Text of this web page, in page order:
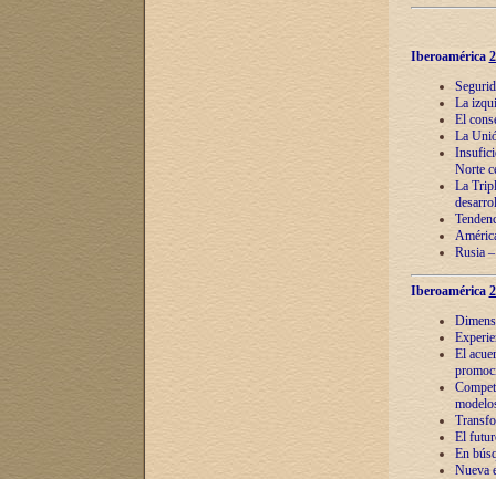
Iberoamérica
La
El
La
Norte
La
Rusia
Iberoamérica
El
El
En
Nueva